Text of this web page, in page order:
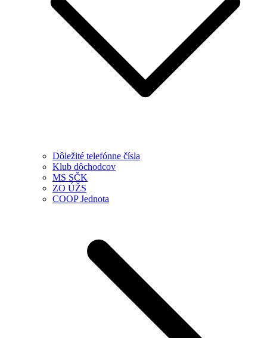
Dôležité telefónne čísla
Klub dôchodcov
MS SČK
ZO ÚŽS
COOP Jednota